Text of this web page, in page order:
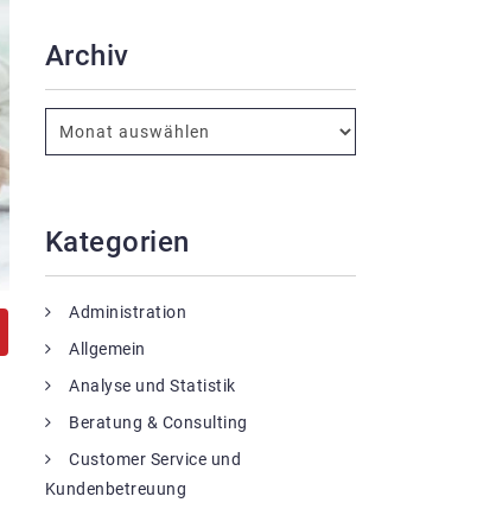
Archiv
Kategorien
Administration
Allgemein
Analyse und Statistik
Beratung & Consulting
Customer Service und
Kundenbetreuung